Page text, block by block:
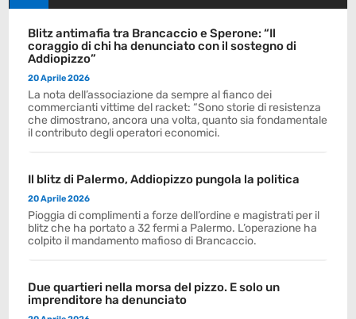
Blitz antimafia tra Brancaccio e Sperone: “Il
coraggio di chi ha denunciato con il sostegno di
Addiopizzo”
20 Aprile 2026
La nota dell’associazione da sempre al fianco dei
commercianti vittime del racket: “Sono storie di resistenza
che dimostrano, ancora una volta, quanto sia fondamentale
il contributo degli operatori economici.
Il blitz di Palermo, Addiopizzo pungola la politica
20 Aprile 2026
Pioggia di complimenti a forze dell’ordine e magistrati per il
blitz che ha portato a 32 fermi a Palermo. L’operazione ha
colpito il mandamento mafioso di Brancaccio.
Due quartieri nella morsa del pizzo. E solo un
imprenditore ha denunciato